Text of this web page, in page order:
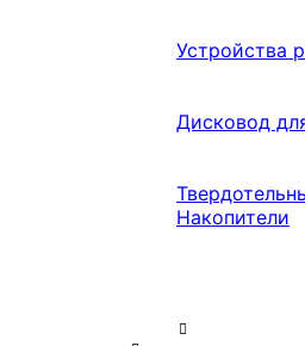
Устройства
Дисковод
Накопители